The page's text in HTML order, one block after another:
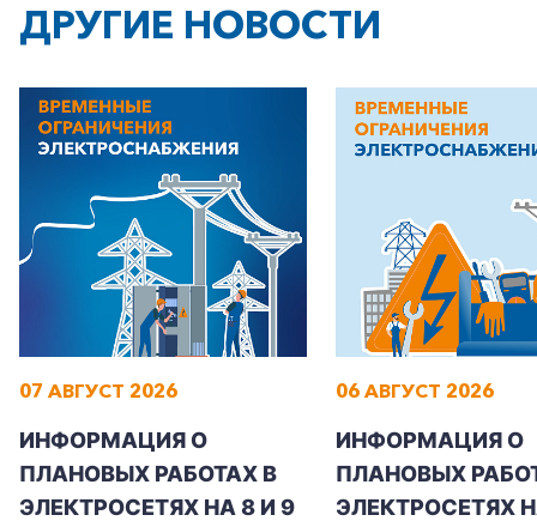
ДРУГИЕ НОВОСТИ
07 АВГУСТ 2026
ИНФОРМАЦИЯ О
ПЛАНОВЫХ РАБОТАХ В
ЭЛЕКТРОСЕТЯХ НА 8 И 9
06 АВГУСТ 2026
ИНФОРМАЦИЯ О
ПЛАНОВЫХ
ЭЛЕКТРОСЕТЯХ